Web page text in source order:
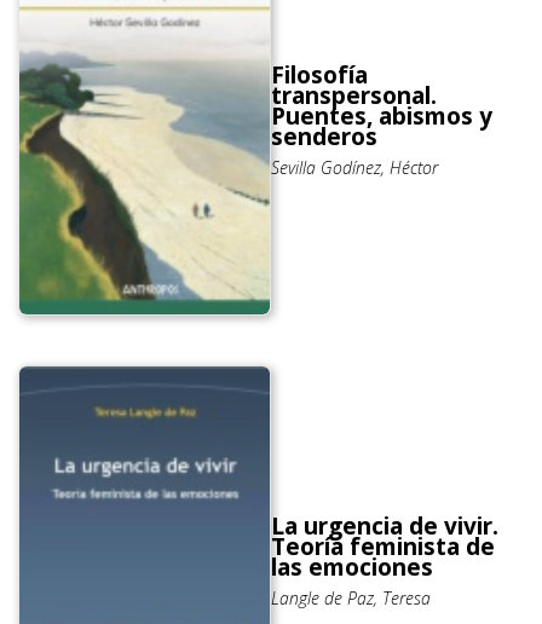
Filosofía
transpersonal.
Puentes, abismos y
senderos
Sevilla Godínez, Héctor
La urgencia de vivir.
Teoría feminista de
las emociones
Langle de Paz, Teresa